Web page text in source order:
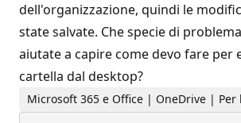
dell'organizzazione, quindi le
state salvate. Che specie di
aiutate a capire come devo fare per
cartella dal desktop?
Microsoft 365 e Office | OneDrive |